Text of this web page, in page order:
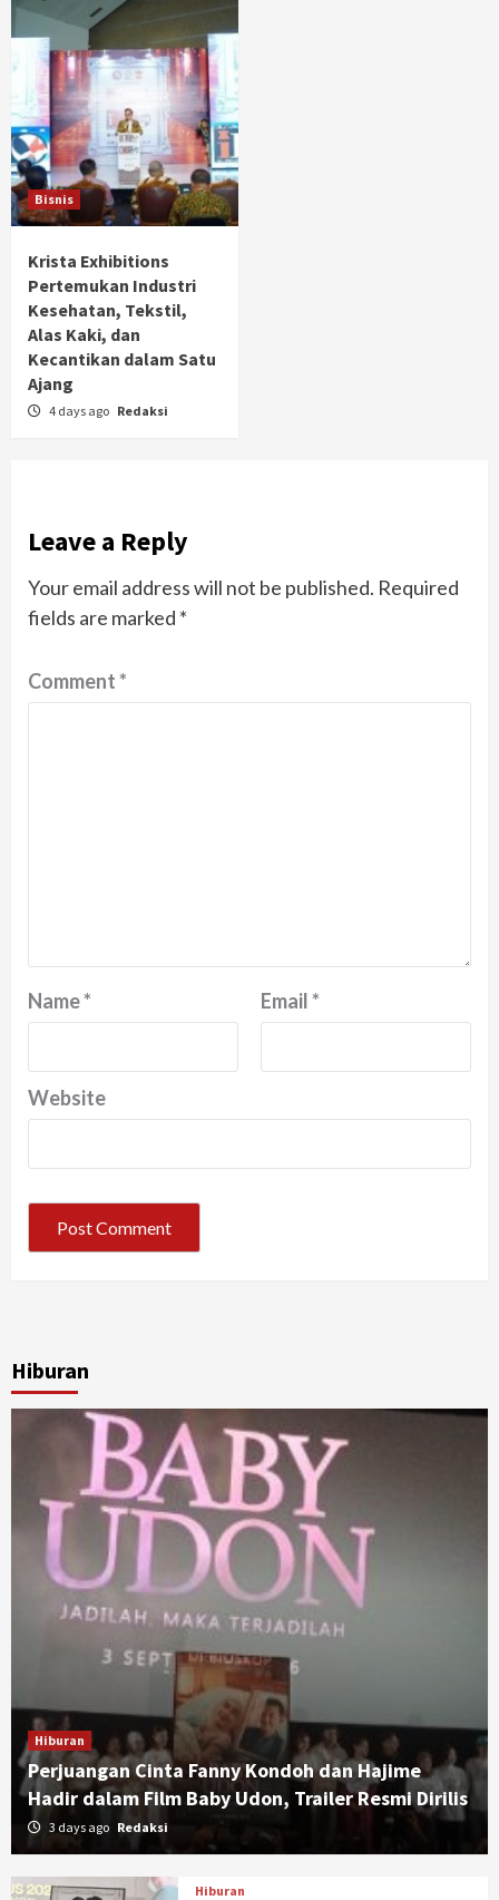
Bisnis
Krista Exhibitions
Pertemukan Industri
Kesehatan, Tekstil,
Alas Kaki, dan
Kecantikan dalam Satu
Ajang
4 days ago Redaksi
Leave a Reply
Your email address will not be published. Required
fields are marked *
Comment*
Name* Email*
Website
Hiburan
Hiburan
Perjuangan Cinta Fanny Kondoh dan Hajime
Hadir dalam Film Baby Udon, Trailer Resmi Dirilis
3 days ago Redaksi
Hiburan